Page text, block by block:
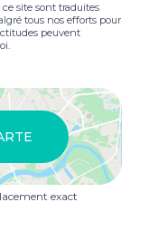
site sont traduites
tous nos efforts pour
peuvent
exact